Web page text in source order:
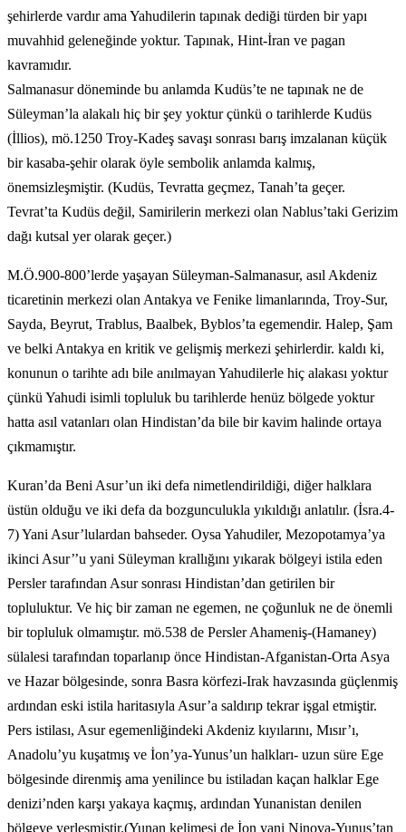
şehirlerde vardır ama Yahudilerin tapınak dediği türden bir yapı
muvahhid geleneğinde yoktur. Tapınak, Hint-İran ve pagan
kavramıdır.
Salmanasur döneminde bu anlamda Kudüs’te ne tapınak ne de
Süleyman’la alakalı hiç bir şey yoktur çünkü o tarihlerde Kudüs
(İllios), mö.1250 Troy-Kadeş savaşı sonrası barış imzalanan küçük
bir kasaba-şehir olarak öyle sembolik anlamda kalmış,
önemsizleşmiştir. (Kudüs, Tevratta geçmez, Tanah’ta geçer.
Tevrat’ta Kudüs değil, Samirilerin merkezi olan Nablus’taki Gerizim
dağı kutsal yer olarak geçer.)
M.Ö.900-800’lerde yaşayan Süleyman-Salmanasur, asıl Akdeniz
ticaretinin merkezi olan Antakya ve Fenike limanlarında, Troy-Sur,
Sayda, Beyrut, Trablus, Baalbek, Byblos’ta egemendir. Halep, Şam
ve belki Antakya en kritik ve gelişmiş merkezi şehirlerdir. kaldı ki,
konunun o tarihte adı bile anılmayan Yahudilerle hiç alakası yoktur
çünkü Yahudi isimli topluluk bu tarihlerde henüz bölgede yoktur
hatta asıl vatanları olan Hindistan’da bile bir kavim halinde ortaya
çıkmamıştır.
Kuran’da Beni Asur’un iki defa nimetlendirildiği, diğer halklara
üstün olduğu ve iki defa da bozgunculukla yıkıldığı anlatılır. (İsra.4-
7) Yani Asur’lulardan bahseder. Oysa Yahudiler, Mezopotamya’ya
ikinci Asur’’u yani Süleyman krallığını yıkarak bölgeyi istila eden
Persler tarafından Asur sonrası Hindistan’dan getirilen bir
topluluktur. Ve hiç bir zaman ne egemen, ne çoğunluk ne de önemli
bir topluluk olmamıştır. mö.538 de Persler Ahameniş-(Hamaney)
sülalesi tarafından toparlanıp önce Hindistan-Afganistan-Orta Asya
ve Hazar bölgesinde, sonra Basra körfezi-Irak havzasında güçlenmiş
ardından eski istila haritasıyla Asur’a saldırıp tekrar işgal etmiştir.
Pers istilası, Asur egemenliğindeki Akdeniz kıyılarını, Mısır’ı,
Anadolu’yu kuşatmış ve İon’ya-Yunus’un halkları- uzun süre Ege
bölgesinde direnmiş ama yenilince bu istiladan kaçan halklar Ege
denizi’nden karşı yakaya kaçmış, ardından Yunanistan denilen
bölgeye yerleşmiştir.(Yunan kelimesi de İon yani Ninova-Yunus’tan